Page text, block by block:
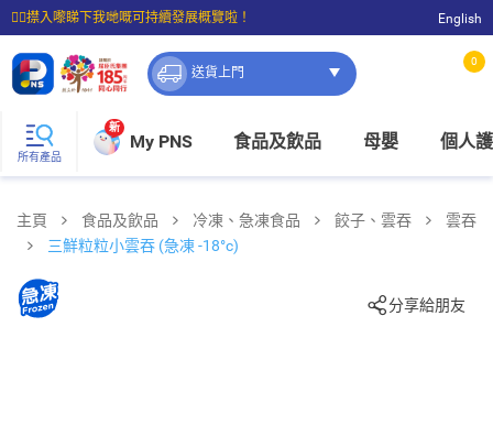
☝🏼㩒入嚟睇下我哋嘅可持續發展概覽啦！
⭐購物滿$399即享免費送貨；滿$100即可免費店取。
English
送貨上門
0
所有產品
新
My PNS 食品及飲品 母嬰 個人
主頁 食品及飲品 冷凍、急凍食品 餃子、雲吞
雲吞
三鮮粒粒小雲吞 (急凍 -18°c)
分享給朋友